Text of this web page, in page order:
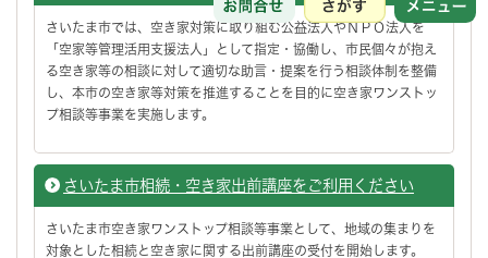
さいたま市では、空き家対策に取り組む公益法人やＮＰＯ法人を
「空家等管理活用支援法人」として指定・協働し、市民個々が抱え
る空き家等の相談に対して適切な助言・提案を行う相談体制を整備
し、本市の空き家等対策を推進することを目的に空き家ワンストッ
プ相談等事業を実施します。
さいたま市相続・空き家出前講座をご利用ください
さいたま市空き家ワンストップ相談等事業として、地域の集まりを
対象とした相続と空き家に関する出前講座の受付を開始します。